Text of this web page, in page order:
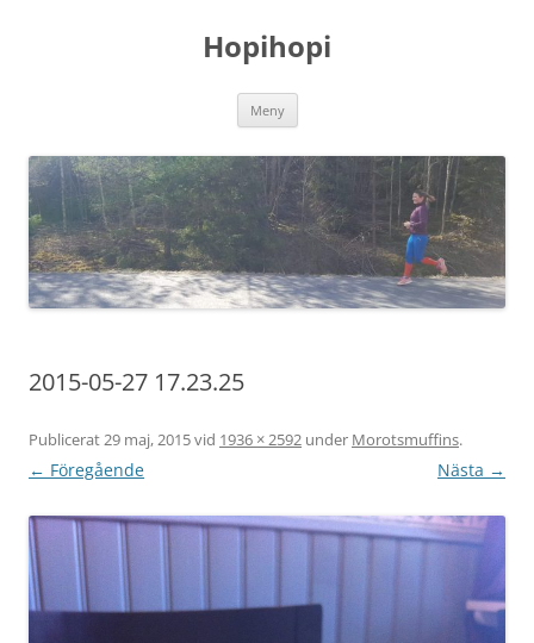
Hopihopi
Meny
2015-05-27 17.23.25
Publicerat 29 maj, 2015vid 1936 × 2592 under Morotsmuffins.
← Föregående Nästa →